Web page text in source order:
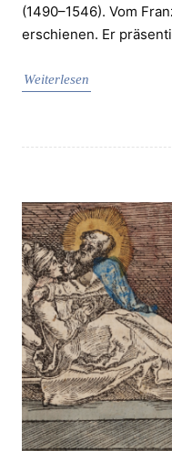
(1490–1546). Vom
erschienen. Er
Weiterlesen